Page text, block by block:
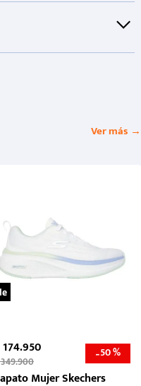
Ver más →
174.950
349.900 -50 %
Mujer Skechers